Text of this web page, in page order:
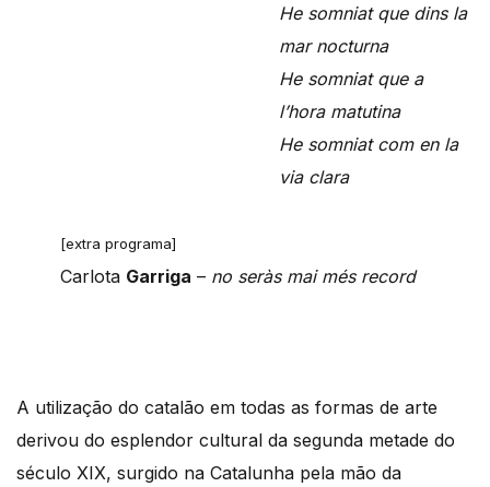
He somniat que dins la
mar nocturna
He somniat que a
l’hora matutina
He somniat com en la
via clara
[extra programa]
Carlota Garriga – no seràs mai més record
A utilização do catalão em todas as formas de arte
derivou do esplendor cultural da segunda metade do
século XIX, surgido na Catalunha pela mão da